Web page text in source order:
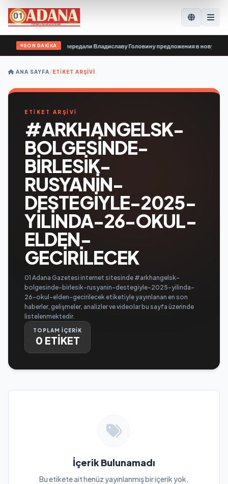
SON DAKİKA
организации передали Владиславу Головину предложения в новую
ANA SAYFA/ETIKET ARŞIVI
ETİKET ARŞİVİ
#ARKHANGELSK-
BOLGESINDE-
BIRLESIK-
RUSYANIN-
DESTEGIYLE-2025-
YILINDA-26-OKUL-
ELDEN-
GECIRILECEK
01 Adana Gazetesi internet sitesinde #arkhangelsk-
bolgesinde-birlesik-rusyanin-destegiyle-2025-yilinda-
26-okul-elden-gecirilecek etiketiyle yayınlanan en son
haberler, gelişmeler, analizler ve videolar bu sayfa üzerinde
listelenmektedir.
TOPLAM İÇERİK
0 ETİKET
İçerik Bulunamadı
Bu etikete ait henüz yayınlanmış bir içerik yok.